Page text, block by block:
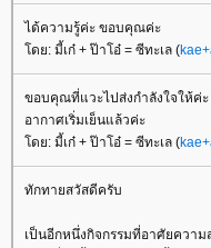
ได้ความรู้ค่ะ ขอบคุณค่ะ
ดย: มี้เก๋ + ป๊าโอ๋ = ซีทะเล (
ขอบคุณที่แวะไปส่งกำลังใจให้ค่ะ
อากาศเริ่มเย็นแล้วค่ะ
ดย: มี้เก๋ + ป๊าโอ๋ = ซีทะเล (
ทักทายสวัสดีครับ
เป็นอีกหนึ่งกิจกรรมที่อาศัยควา